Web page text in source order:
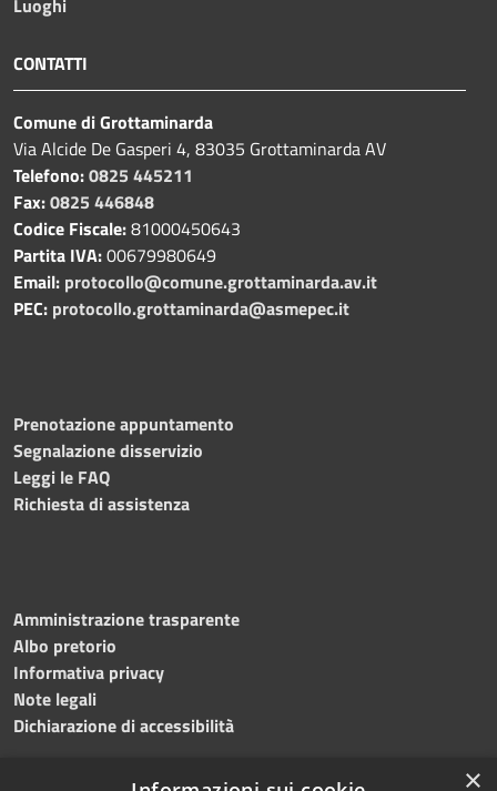
Luoghi
CONTATTI
Comune di Grottaminarda
Via Alcide De Gasperi 4, 83035 Grottaminarda AV
Telefono:0825 445211
Fax:0825 446848
Codice Fiscale:81000450643
Partita IVA:00679980649
Email: protocollo@comune.grottaminarda.av.it
PEC: protocollo.grottaminarda@asmepec.it
Prenotazione appuntamento
Segnalazione disservizio
Leggi le FAQ
Richiesta di assistenza
Amministrazione trasparente
Albo pretorio
Informativa privacy
Note legali
Dichiarazione di accessibilità
×